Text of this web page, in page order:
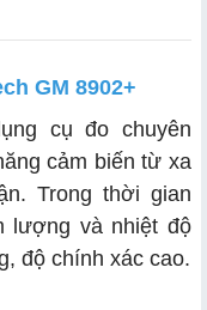
GM 8902+
cụ đo chuyên
cảm biến từ xa
Trong thời gian
lượng và nhiệt độ
độ chính xác cao.